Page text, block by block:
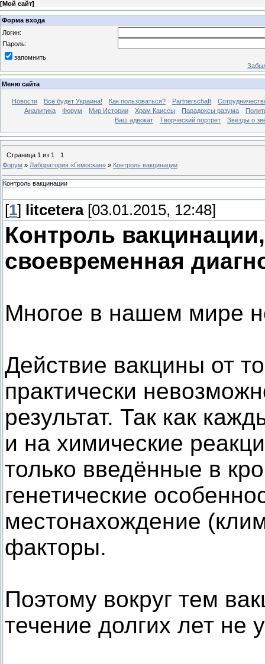
[Мой сайт]
Форма входа
Логин:
Пароль:
запомнить
Меню сайта
Новости Всё будет Украина! Как пользоваться? Partnerschaft
Аналитика
Форум Мир Истории Храм Каиссы Парадоксы разума
Ваш адвокат
Творческий портрет Звёзды о
Страница 1 из 1
1
Форум » Лаборатория «Гемоскан» » Контроль вакцинации
Контроль вакцинации
[1] litcetera[03.01.2015, 12:48]
Контроль
своевременная
Многое в нашем мире
Действие вакцины от
практически
результат. Так как
и на химические
только введённые в
генетические
местонахождение
факторы.
Поэтому вокруг тем
течение долгих лет не